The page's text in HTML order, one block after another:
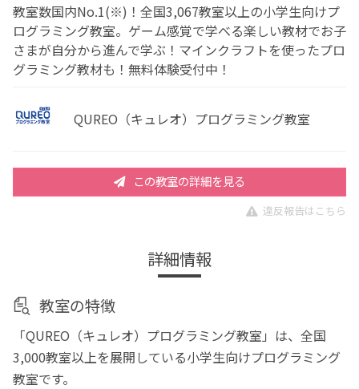
教室数国内No.1(※)！全国3,067教室以上の小学生向けプ
ログラミング教室。ゲーム感覚で学べる楽しい教材でお子
さまが自分から進んで学ぶ！マインクラフトを使ったプロ
グラミング教材も！無料体験受付中！
QUREO（キュレオ）プログラミング教室
この教室の詳細を見る
違反報告はこちら
詳細情報
教室の特徴
「QUREO（キュレオ）プログラミング教室」は、全国
3,000教室以上を展開している小学生向けプログラミング
教室です。